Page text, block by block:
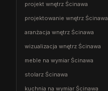
projekt wnętrz Ścinawa
projektowanie wnętrz Ścinawa
aranżacja wnętrz Ścinawa
wizualizacja wnętrz Ścinawa
meble na wymiar Ścinawa
stolarz Ścinawa
kuchnia na wymiar Ścinawa